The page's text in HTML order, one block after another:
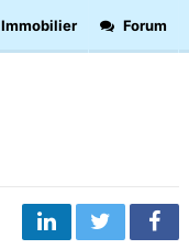
Immobilier Forum